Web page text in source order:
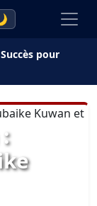
pour